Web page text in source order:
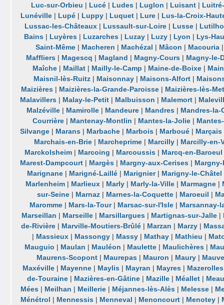
Luc-sur-Orbieu | Lucé| Ludes| Luglon | Luisant|
Lunéville | Lupé | Luppy | Luquet | Lure | Lus-la-Croix-
Lussac-les-Châteaux | Lussault-sur-Loire | Lusse |
Bains| Luyères| Luzarches| Luzay| Luzy| Lyon | Lys-
Saint-Même| Macheren | Machézal | Mâcon | Macouria
Maffliers| Magescq | Magland | Magny-Cours| Magny-le-
Maîche| Maillat| Mailly-le-Camp | Maine-de-Boixe|
Maisnil-lès-Ruitz| Maisonnay| Maisons-Alfort|
Maizières| Maizières-la-Grande-Paroisse| Maizières-lès-
Malavillers | Malay-le-Petit | Malbuisson | Malemort |
Malzéville| Mamirolle| Mandeure| Mandres| Mandres-la-
Courrière | Mantenay-Montlin | Mantes-la-Jolie |
Silvange | Marans | Marbache | Marbois | Marboué | Marçais
Marchais-en-Brie| Marcheprime| Marcilly| Marcilly-en-
Marckolsheim | Marcoing | Marcoussis | Marcq-en-Baroeul
Marest-Dampcourt | Margès | Margny-aux-Cerises |
Marignane | Marigné-Laillé | Marignier| Marigny-le-Châtel
Marlenheim| Marlieux| Marly| Marly-la-Ville| Marmagne|
sur-Seine | Marnaz | Marnes-la-Coquette | Maroeuil |
Maromme| Mars-la-Tour| Marsac-sur-l'Isle| Marsannay-
Marseillan | Marseille| Marsillargues| Martignas-sur-Jalle|
de-Rivière | Marville-Moutiers-Brûlé | Marzan | Marzy |
| Massieux| Massongy| Massy| Mathay| Mathieu |
Mauguio | Maulan | Mauléon | Maulette| Maulichères|
Maurens-Scopont| Maurepas| Mauron | Maury|
Maxéville | Mayenne | Maylis | Mayran | Mayres | Mazerolles
de-Touraine| Mazières-en-Gâtine| Mazille| Méallet|
Mées | Meilhan | Meillerie | Méjannes-lès-Alès | Melesse |
Ménétrol | Mennessis | Menneval | Menoncourt | Menotey |